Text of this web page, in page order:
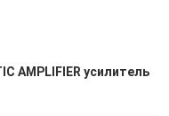
AMPLIFIER усилитель